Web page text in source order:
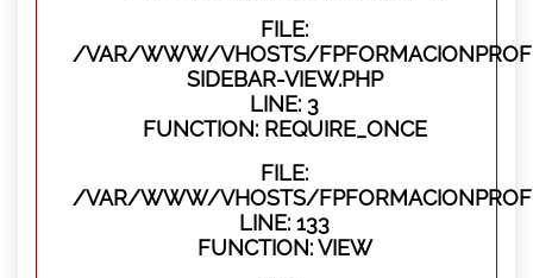
FILE:
/VAR/WWW/VHOSTS/
SIDEBAR-VIEW.PHP
LINE: 3
FUNCTION: REQUIRE_ONCE
FILE:
/VAR/WWW/VHOSTS/
LINE: 133
FUNCTION: VIEW